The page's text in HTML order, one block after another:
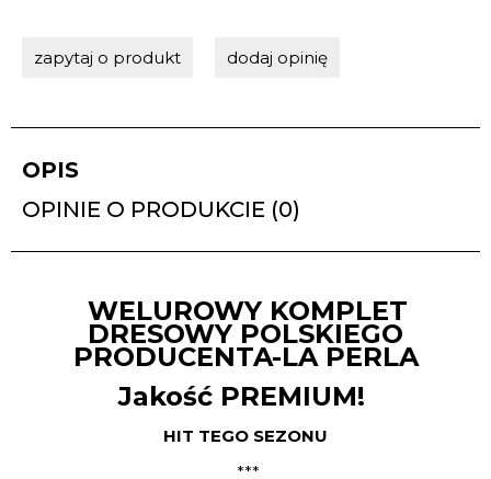
zapytaj o produkt dodaj opinię
OPIS
OPINIE O PRODUKCIE (0)
WELUROWY KOMPLET
DRESOWY POLSKIEGO
PRODUCENTA-LA PERLA
Jakość PREMIUM!
HIT TEGO SEZONU
***